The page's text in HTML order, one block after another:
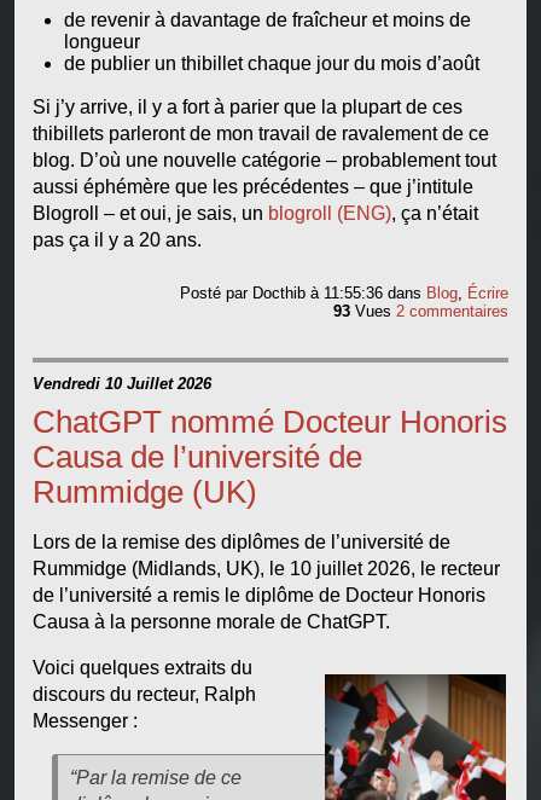
de revenir à davantage de fraîcheur et moins de
longueur
de publier un thibillet chaque jour du mois d’août
Si j’y arrive, il y a fort à parier que la plupart de ces
thibillets parleront de mon travail de ravalement de ce
blog. D’où une nouvelle catégorie – probablement tout
aussi éphémère que les précédentes – que j’intitule
Blogroll – et oui, je sais, un blogroll (ENG), ça n’était
pas ça il y a 20 ans.
Posté par Docthib à 11:55:36dans Blog, Écrire
93 Vues2 commentaires
Vendredi 10 Juillet 2026
ChatGPT nommé Docteur Honoris
Causa de l’université de
Rummidge (UK)
Lors de la remise des diplômes de l’université de
Rummidge (Midlands, UK), le 10 juillet 2026, le recteur
de l’université a remis le diplôme de Docteur Honoris
Causa à la personne morale de ChatGPT.
Voici quelques extraits du
discours du recteur, Ralph
Messenger :
“Par la remise de ce